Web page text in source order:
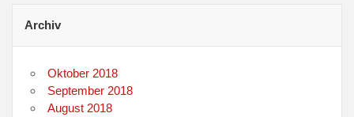
Archiv
Oktober 2018
September 2018
August 2018